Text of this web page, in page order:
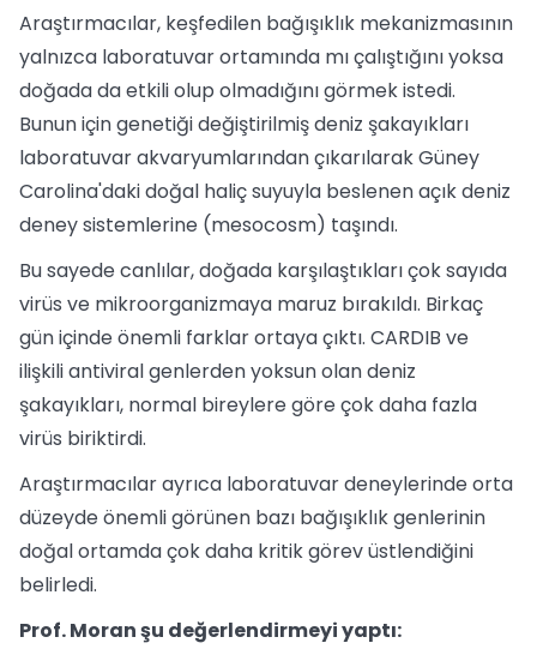
Araştırmacılar, keşfedilen bağışıklık mekanizmasının
yalnızca laboratuvar ortamında mı çalıştığını yoksa
doğada da etkili olup olmadığını görmek istedi.
Bunun için genetiği değiştirilmiş deniz şakayıkları
laboratuvar akvaryumlarından çıkarılarak Güney
Carolina'daki doğal haliç suyuyla beslenen açık deniz
deney sistemlerine (mesocosm) taşındı.
Bu sayede canlılar, doğada karşılaştıkları çok sayıda
virüs ve mikroorganizmaya maruz bırakıldı. Birkaç
gün içinde önemli farklar ortaya çıktı. CARDIB ve
ilişkili antiviral genlerden yoksun olan deniz
şakayıkları, normal bireylere göre çok daha fazla
virüs biriktirdi.
Araştırmacılar ayrıca laboratuvar deneylerinde orta
düzeyde önemli görünen bazı bağışıklık genlerinin
doğal ortamda çok daha kritik görev üstlendiğini
belirledi.
Prof. Moran şu değerlendirmeyi yaptı: